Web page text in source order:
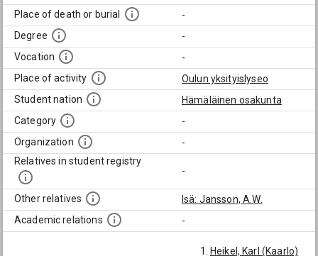
Place of death or burial
-
Degree
-
Vocation
-
Place of activity
Oulun yksityislyseo
Student nation
Hämäläinen osakunta
Category
-
Organization
-
Relatives in student registry
-
Other relatives
Isä: Jansson, A.W.
Academic relations
-
Heikel, Karl (Kaarlo)